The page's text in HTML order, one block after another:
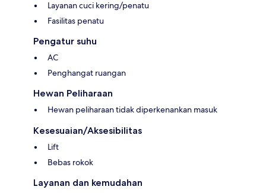
Layanan cuci kering/penatu
Fasilitas penatu
Pengatur suhu
AC
Penghangat ruangan
Hewan Peliharaan
Hewan peliharaan tidak diperkenankan masuk
Kesesuaian/Aksesibilitas
Lift
Bebas rokok
Layanan dan kemudahan